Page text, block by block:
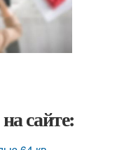
сайте: